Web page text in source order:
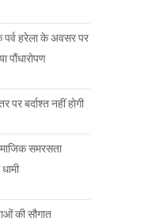
पर्व हरेला के अवसर पर
पौंधारोपण
पर बर्दाश्त नहीं होगी
समरसता
की सौगात